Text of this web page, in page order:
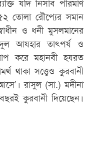
তোলা রৌপ্যের সমান
ও ধনী মুসলমানের
আযহার তাৎপর্য ও
করে মহানবী হযরত
থাকা সত্ত্বেও কুরবানী
রাসুল (সা.) মদীনা
কুরবানী দিয়েছেন।